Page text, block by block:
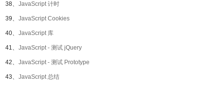
38、 JavaScript 计时
39、 JavaScript Cookies
40、 JavaScript 库
41、 JavaScript - 测试 jQuery
42、 JavaScript - 测试 Prototype
43、 JavaScript 总结